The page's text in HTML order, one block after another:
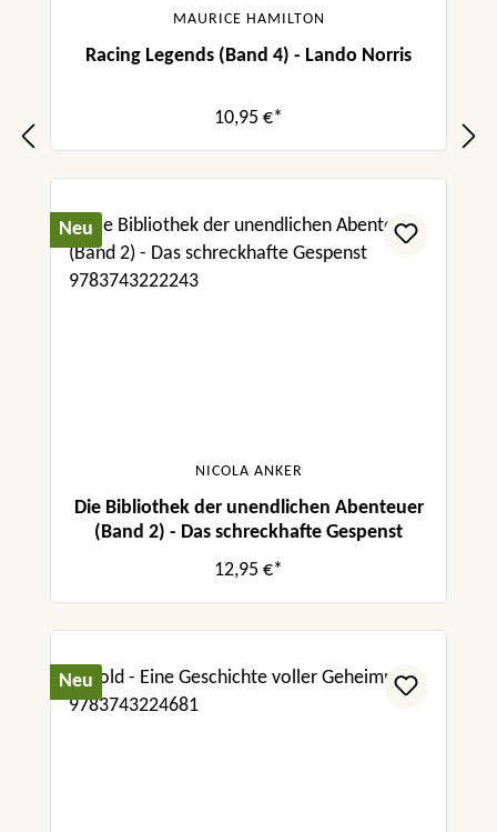
MAURICE HAMILTON
Racing Legends (Band 4) - Lando Norris
10,95 €*
Neu
NICOLA ANKER
Die Bibliothek der unendlichen Abenteuer
(Band 2) - Das schreckhafte Gespenst
12,95 €*
Neu